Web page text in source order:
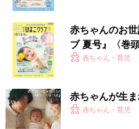
赤ちゃんのお
ブ 夏号』〈巻
く！ おっぱい
赤ちゃん・育児
赤ちゃんが生
赤ちゃん・育児